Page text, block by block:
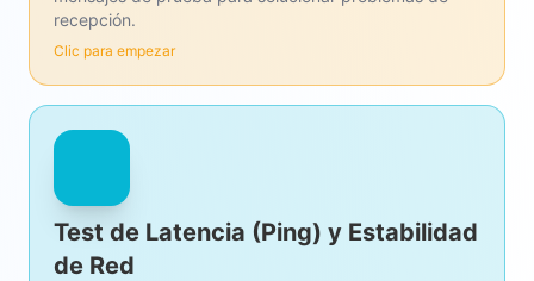
recepción.
Clic para empezar
Test de Latencia (Ping) y Estabilidad
de Red